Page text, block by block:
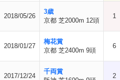
2018/05/26
3歳
京都 芝2000m 12頭
1
2018/01/27
梅花賞
京都 芝2400m 9頭
6
2017/12/24
千両賞
2